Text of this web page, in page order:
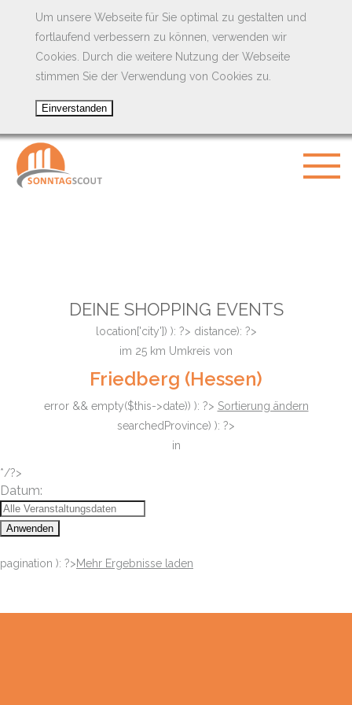
Um unsere Webseite für Sie optimal zu gestalten und
fortlaufend verbessern zu können, verwenden wir
Cookies. Durch die weitere Nutzung der Webseite
stimmen Sie der Verwendung von Cookies zu.
DEINE SHOPPING EVENTS
location['city']) ): ?> distance): ?>
im 25 km Umkreis von
Friedberg (Hessen)
error && empty($this->date)) ): ?> Sortierung ändern
searchedProvince) ): ?>
in
*/?>
Datum:
Anwenden
pagination ): ?>Mehr Ergebnisse laden